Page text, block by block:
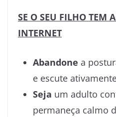
SE O SEU FILHO TEM
INTERNET
Abandone a
e escute
Seja um adulto
permaneça calmo